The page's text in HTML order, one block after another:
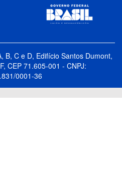
B, C e D, Edifício Santos Dumont,
CEP 71.605-001 - CNPJ:
0001-36